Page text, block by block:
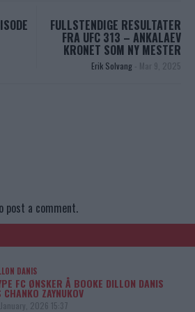
FULLSTENDIGE RESULTATER
FRA UFC 313 – ANKALAEV
KRONET SOM NY MESTER
Erik Solvang - Mar 9, 2025
post a comment.
DANIS
FC ØNSKER Å BOOKE DILLON DANIS
CHANKO ZAYNUKOV
January, 2026 15:37